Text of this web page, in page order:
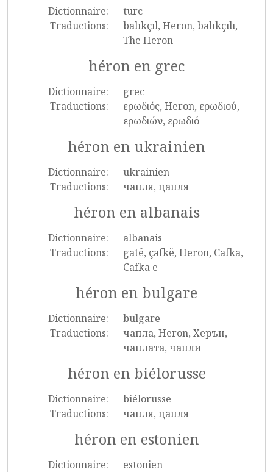
Dictionnaire:
turc
Traductions:
balıkçıl, Heron, balıkçılı,
The Heron
héron en grec
Dictionnaire:
grec
Traductions:
ερωδιός, Heron, ερωδιού,
ερωδιών, ερωδιό
héron en ukrainien
Dictionnaire:
ukrainien
Traductions:
чапля, цапля
héron en albanais
Dictionnaire:
albanais
Traductions:
gatë, çafkë, Heron, Cafka,
Cafka e
héron en bulgare
Dictionnaire:
bulgare
Traductions:
чапла, Heron, Херън,
чаплата, чапли
héron en biélorusse
Dictionnaire:
biélorusse
Traductions:
чапля, цапля
héron en estonien
Dictionnaire:
estonien